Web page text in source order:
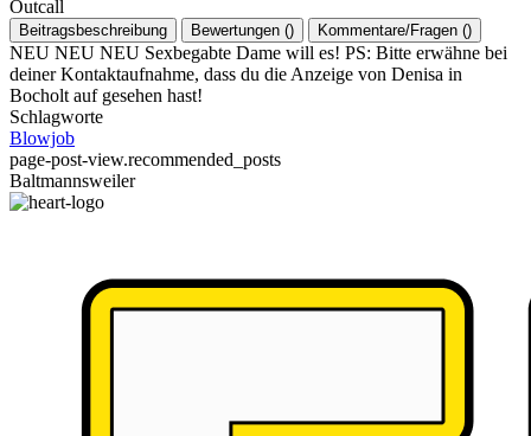
Outcall
Beitragsbeschreibung Bewertungen () Kommentare/Fragen ()
NEU NEU NEU Sexbegabte Dame will es! PS: Bitte erwähne bei
deiner Kontaktaufnahme, dass du die Anzeige von Denisa in
Bocholt auf gesehen hast!
Schlagworte
Blowjob
page-post-view.recommended_posts
Baltmannsweiler